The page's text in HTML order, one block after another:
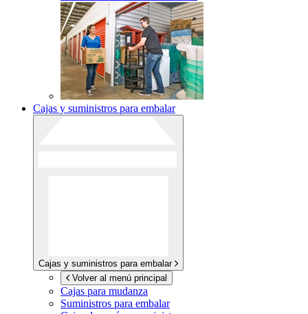
Cajas y suministros para embalar
Cajas y suministros para embalar
Volver al menú principal
Cajas para mudanza
Suministros para embalar